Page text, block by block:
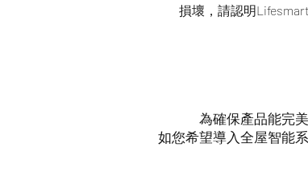
損壞，請認明
為確保產品能完
如您希望導入全屋智能